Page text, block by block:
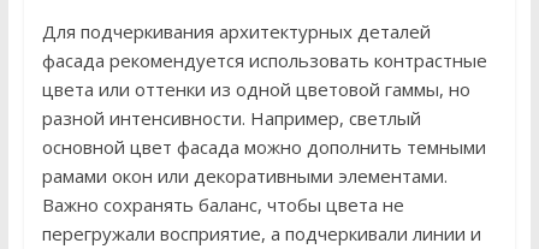
Для подчеркивания архитектурных деталей
фасада рекомендуется использовать контрастные
цвета или оттенки из одной цветовой гаммы, но
разной интенсивности. Например, светлый
основной цвет фасада можно дополнить темными
рамами окон или декоративными элементами.
Важно сохранять баланс, чтобы цвета не
перегружали восприятие, а подчеркивали линии и